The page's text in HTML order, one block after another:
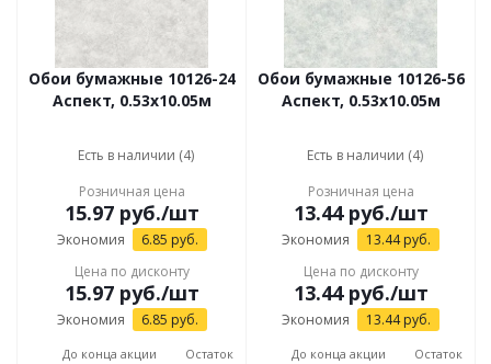
Обои бумажные 10126-24
Аспект, 0.53x10.05м
Есть в наличии (4)
Розничная цена
15.97руб./шт
Экономия 6.85 руб.
Цена по дисконту
15.97руб./шт
Экономия 6.85 руб.
До конца акции Остаток
Обои бумажные 10126-56
Аспект, 0.53x10.05м
Есть в наличии (4)
Розничная цена
13.44руб./шт
Экономия 13.44руб.
Цена по дисконту
13.44руб./шт
Экономия 13.44руб.
До конца акции Остаток